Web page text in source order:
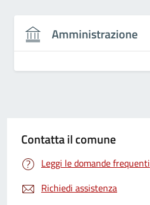
Amministrazione
Contatta il comune
Leggi le domande frequenti
Richiedi assistenza